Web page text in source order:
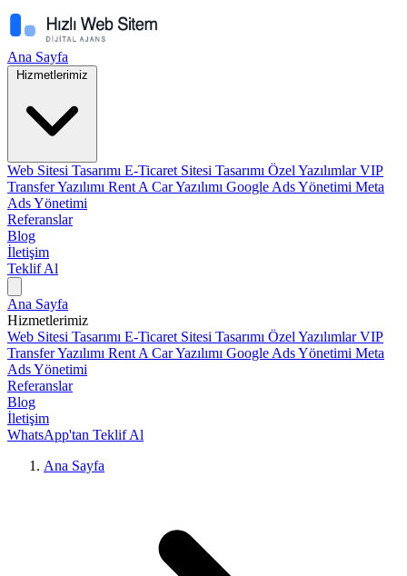
Ana Sayfa
Hizmetlerimiz
Web Sitesi Tasarımı E-Ticaret Sitesi Tasarımı Özel YazılımlarVIP
Transfer Yazılımı Rent A Car Yazılımı Google Ads Yönetimi Meta
Ads Yönetimi
Referanslar
Blog
İletişim
Teklif Al
Ana Sayfa
Hizmetlerimiz
Web Sitesi Tasarımı E-Ticaret Sitesi Tasarımı Özel YazılımlarVIP
Transfer Yazılımı Rent A Car Yazılımı Google Ads Yönetimi Meta
Ads Yönetimi
Referanslar
Blog
İletişim
WhatsApp'tan Teklif Al
Ana Sayfa